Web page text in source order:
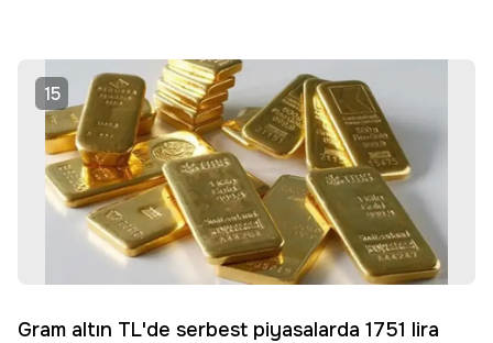
15
Gram altın TL'de serbest piyasalarda 1751 lira